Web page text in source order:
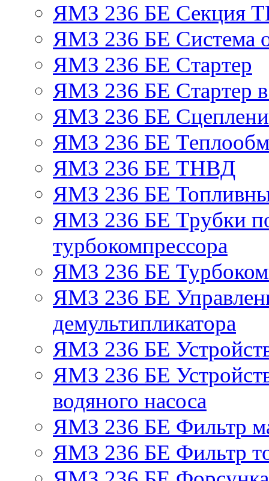
ЯМЗ 236 БЕ Секция
ЯМЗ 236 БЕ Система
ЯМЗ 236 БЕ Стартер
ЯМЗ 236 БЕ Стартер в
ЯМЗ 236 БЕ
ЯМЗ 236 БЕ
ЯМЗ 236 БЕ ТНВД
ЯМЗ 236 БЕ
ЯМЗ 236 БЕ Трубки
турбокомпрессора
ЯМЗ 236 БЕ
ЯМЗ 236 БЕ
демультипликатора
ЯМЗ 236 БЕ
ЯМЗ 236 БЕ
водяного насоса
ЯМЗ 236 БЕ Фильтр
ЯМЗ 236 БЕ Фильтр